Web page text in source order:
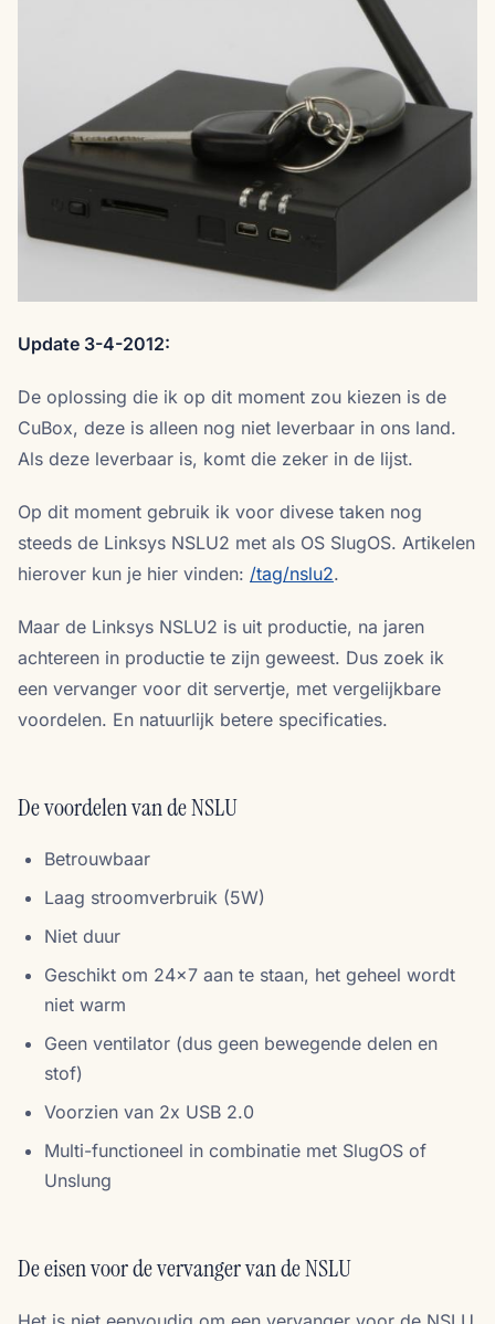
Update 3-4-2012:
De oplossing die ik op dit moment zou kiezen is de
CuBox, deze is alleen nog niet leverbaar in ons land.
Als deze leverbaar is, komt die zeker in de lijst.
Op dit moment gebruik ik voor divese taken nog
steeds de Linksys NSLU2 met als OS SlugOS. Artikelen
hierover kun je hier vinden: /tag/nslu2.
Maar de Linksys NSLU2 is uit productie, na jaren
achtereen in productie te zijn geweest. Dus zoek ik
een vervanger voor dit servertje, met vergelijkbare
voordelen. En natuurlijk betere specificaties.
De voordelen van de NSLU
Betrouwbaar
Laag stroomverbruik (5W)
Niet duur
Geschikt om 24x7 aan te staan, het geheel wordt
niet warm
Geen ventilator (dus geen bewegende delen en
stof)
Voorzien van 2x USB 2.0
Multi-functioneel in combinatie met SlugOS of
Unslung
De eisen voor de vervanger van de NSLU